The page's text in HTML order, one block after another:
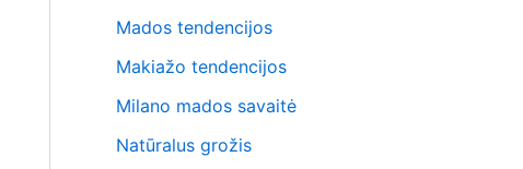
Mados tendencijos
Makiažo tendencijos
Milano mados savaitė
Natūralus grožis